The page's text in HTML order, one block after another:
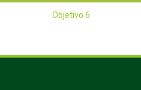
Objetivo 6